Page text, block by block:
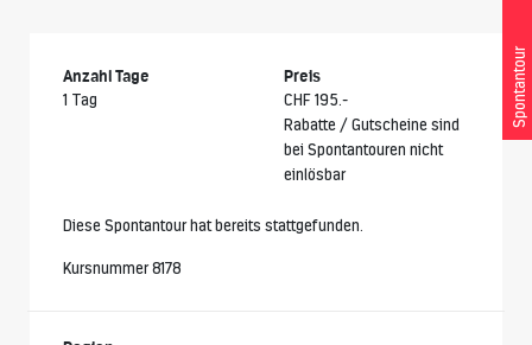
Spontantour
Anzahl Tage
1 Tag
Preis
CHF 195.-
Rabatte / Gutscheine sind
bei Spontantouren nicht
einlösbar
Diese Spontantour hat bereits stattgefunden.
Kursnummer 8178